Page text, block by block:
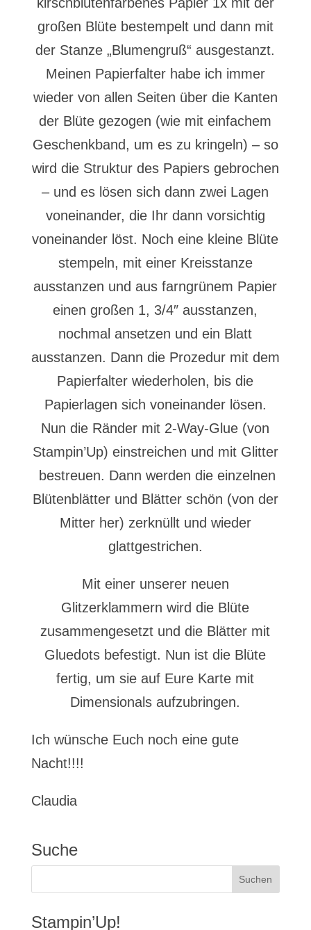
großen Blüte bestempelt und dann mit
der Stanze „Blumengruß“ ausgestanzt.
Meinen Papierfalter habe ich immer
wieder von allen Seiten über die Kanten
der Blüte gezogen (wie mit einfachem
Geschenkband, um es zu kringeln) – so
wird die Struktur des Papiers gebrochen
– und es lösen sich dann zwei Lagen
voneinander, die Ihr dann vorsichtig
voneinander löst. Noch eine kleine Blüte
stempeln, mit einer Kreisstanze
ausstanzen und aus farngrünem Papier
einen großen 1, 3/4″ ausstanzen,
nochmal ansetzen und ein Blatt
ausstanzen. Dann die Prozedur mit dem
Papierfalter wiederholen, bis die
Papierlagen sich voneinander lösen.
Nun die Ränder mit 2-Way-Glue (von
Stampin’Up) einstreichen und mit Glitter
bestreuen. Dann werden die einzelnen
Blütenblätter und Blätter schön (von der
Mitter her) zerknüllt und wieder
glattgestrichen.
Mit einer unserer neuen
Glitzerklammern wird die Blüte
zusammengesetzt und die Blätter mit
Gluedots befestigt. Nun ist die Blüte
fertig, um sie auf Eure Karte mit
Dimensionals aufzubringen.
Ich wünsche Euch noch eine gute
Nacht!!!!
Claudia
Suche
Stampin’Up!